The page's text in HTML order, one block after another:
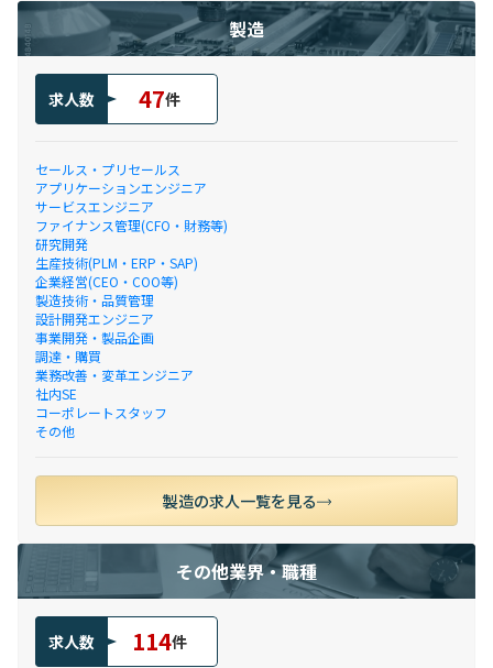
製造
求人数 47件
セールス・プリセールス
アプリケーションエンジニア
サービスエンジニア
ファイナンス管理(CFO・財務等)
研究開発
生産技術(PLM・ERP・SAP)
企業経営(CEO・COO等)
製造技術・品質管理
設計開発エンジニア
事業開発・製品企画
調達・購買
業務改善・変革エンジニア
社内SE
コーポレートスタッフ
その他
製造の求人一覧を見る
その他業界・職種
求人数 114件